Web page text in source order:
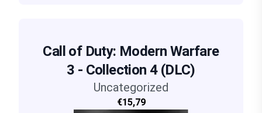
Call of Duty: Modern Warfare
3 - Collection 4 (DLC)
Uncategorized
€15,79